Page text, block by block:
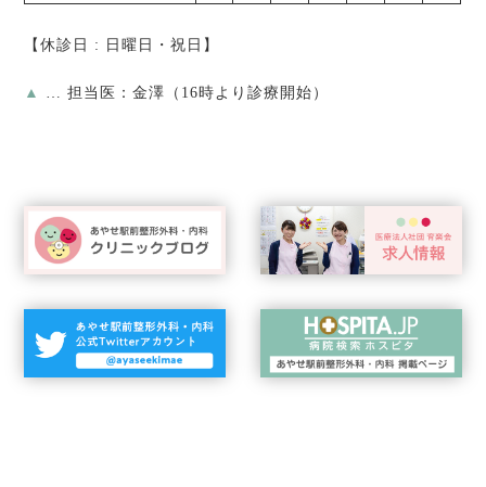
【休診日 : 日曜日・祝日】
▲ … 担当医：金澤（16時より診療開始）